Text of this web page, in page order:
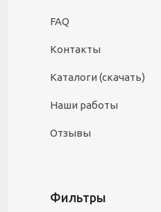
FAQ
Контакты
Каталоги (скачать)
Наши работы
Отзывы
Фильтры